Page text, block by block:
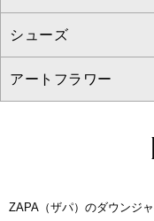
タンクトップ・キ
スウェット・ジャ
その他のパンツ
その他のスカート
セットアップジャ
セットアップパンツ
セットアップワン
その他のジャケッ
ダッフルコート
チェスターコート
ノーカラーコート
ストール・マフラ
ベルト・サスペン
財布・名刺入れ・
ネックレス
ピアス・イヤリング
ブローチ・コサー
その他のアクセサ
すべてのバッグ
トートバッグ
クラッチバッグ
シューズ
すべてのシューズ
ブーツ・ブーティ
アートフラワー
オーキッド・胡蝶
ZAPA（ザパ）のダウンジ